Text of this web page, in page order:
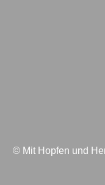
© Mit Hopfen und